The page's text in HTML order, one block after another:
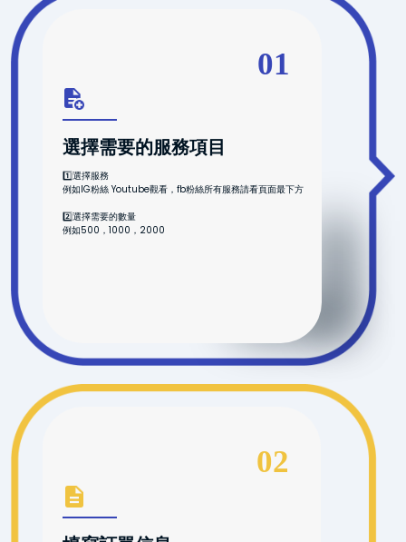
01
選擇需要的服務項目
1️⃣選擇服務
例如IG粉絲 Youtube觀看，fb粉絲所有服務請看頁面最下方
2️⃣選擇需要的數量
例如500，1000，2000
02